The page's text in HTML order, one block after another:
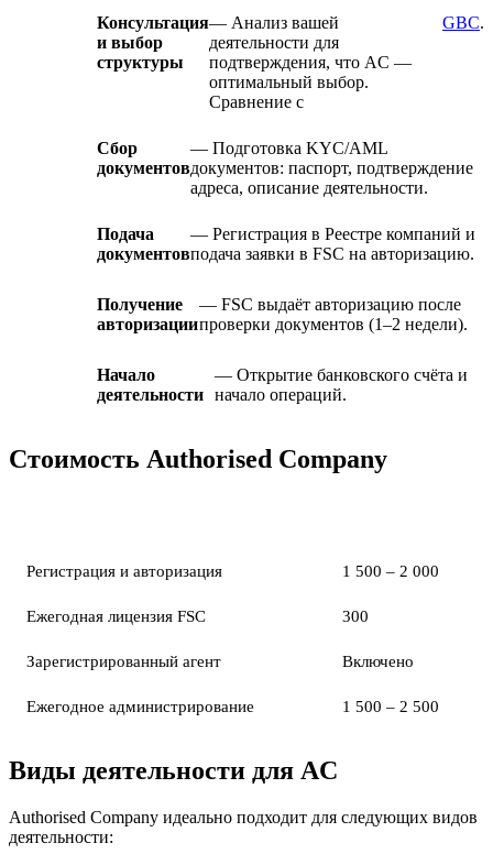
Консультация
и выбор
структуры
— Анализ вашей
деятельности для
подтверждения, что AC —
оптимальный выбор.
Сравнение с
GBC.
Сбор
документов
— Подготовка KYC/AML
документов: паспорт, подтверждение
адреса, описание деятельности.
Подача
документов
— Регистрация в Реестре компаний и
подача заявки в FSC на авторизацию.
Получение
авторизации
— FSC выдаёт авторизацию после
проверки документов (1–2 недели).
Начало
деятельности
— Открытие банковского счёта и
начало операций.
Стоимость Authorised Company
Регистрация и авторизация 1 500 – 2 000
Ежегодная лицензия FSC 300
Зарегистрированный агент Включено
Ежегодное администрирование 1 500 – 2 500
Виды деятельности для AC
Authorised Company идеально подходит для следующих видов
деятельности: